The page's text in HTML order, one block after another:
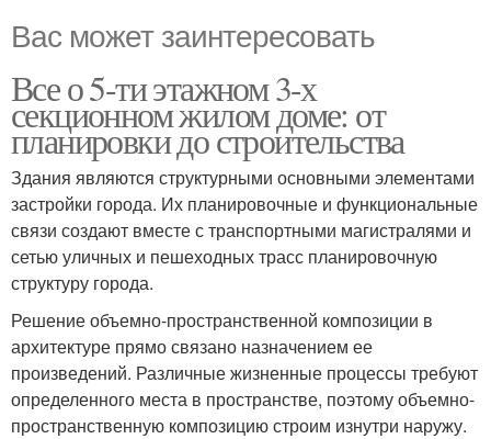
Вас может заинтересовать
Все о 5-ти этажном 3-х
секционном жилом доме: от
планировки до строительства
Здания являются структурными основными элементами
застройки города. Их планировочные и функциональные
связи создают вместе с транспортными магистралями и
сетью уличных и пешеходных трасс планировочную
структуру города.
Решение объемно-пространственной композиции в
архитектуре прямо связано назначением ее
произведений. Различные жизненные процессы требуют
определенного места в пространстве, поэтому объемно-
пространственную композицию строим изнутри наружу.